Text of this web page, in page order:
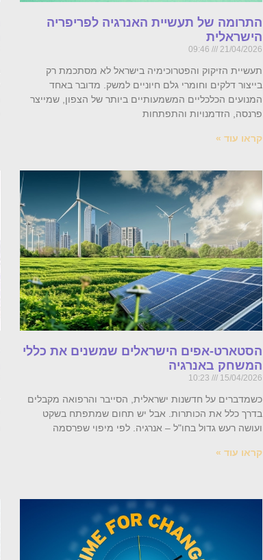
התרומה של תעשיית האנרגיה לפריפריה
הישראלית
21/04/2026
תעשיית הזיקוק והפטרוכימיה בישראל לא מסתכמת רק
בייצור דלקים וחומרי גלם חיוניים למשק. מדובר באחד
המנועים הכלכליים המשמעותיים ביותר של הצפון, שמייצר
פרנסה, הזדמנויות והתפתחות
קראו עוד »
הסטארט-אפים הישראלים שמשנים את כללי
המשחק באנרגיה
15/04/2026
כשמדברים על חדשנות ישראלית, הסייבר והרפואה מקבלים
בדרך כלל את הכותרות. אבל יש תחום שמתפתח בשקט
ועושה רעש גדול בחו"ל – אנרגיה. לפי מיפוי שפרסמה
קראו עוד »